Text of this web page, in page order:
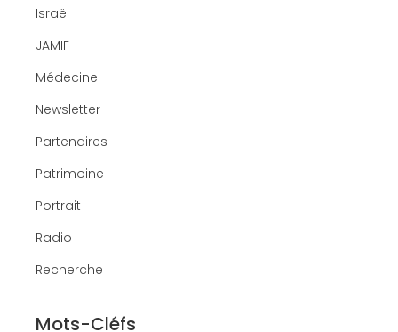
Israël
JAMIF
Médecine
Newsletter
Partenaires
Patrimoine
Portrait
Radio
Recherche
Mots-Cléfs